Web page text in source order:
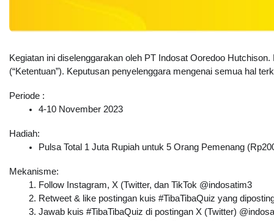
Kegiatan ini diselenggarakan oleh PT Indosat Ooredoo
(“Ketentuan”). Keputusan penyelenggara mengenai semua hal
Periode :
4-10 November 2023
Hadiah:
Pulsa Total 1 Juta Rupiah untuk 5 Orang Pemenang
Mekanisme:
Follow Instagram, X (Twitter, dan TikTok @indosatim3
Retweet & like postingan kuis #TibaTibaQuiz yang
Jawab kuis #TibaTibaQuiz di postingan X (Twitter)